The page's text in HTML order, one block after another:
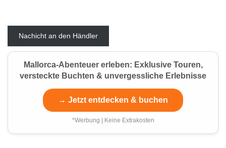
Nachicht an den Händler
Mallorca-Abenteuer erleben: Exklusive Touren,
versteckte Buchten & unvergessliche Erlebnisse
→ Jetzt entdecken & buchen
*Werbung | Keine Extrakosten